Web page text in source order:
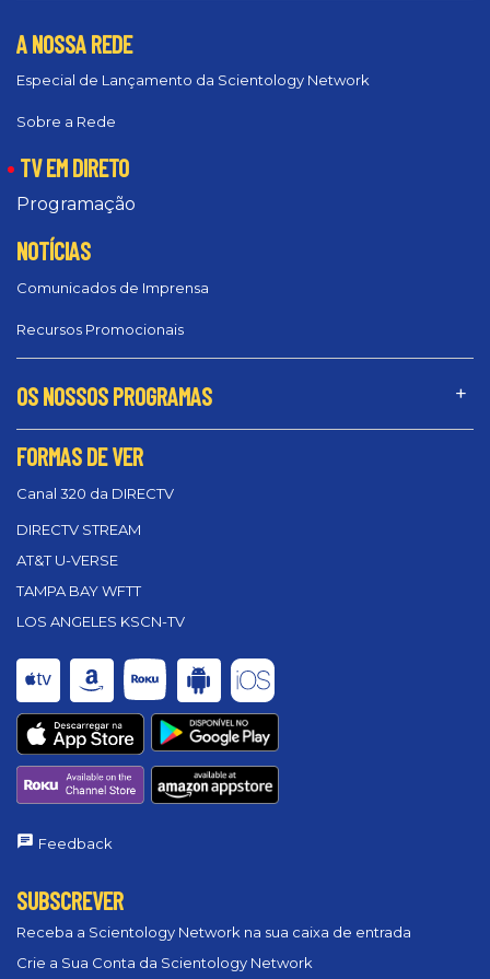
A NOSSA REDE
Especial de Lançamento da Scientology Network
Sobre a Rede
TV EM DIRETO
Programação
NOTÍCIAS
Comunicados de Imprensa
Recursos Promocionais
OS NOSSOS PROGRAMAS
FORMAS DE VER
Canal 320 da DIRECTV
DIRECTV STREAM
AT&T U-VERSE
TAMPA BAY WFTT
LOS ANGELES KSCN-TV
Feedback
SUBSCREVER
Receba a Scientology Network na sua caixa de entrada
Crie a Sua Conta da Scientology Network